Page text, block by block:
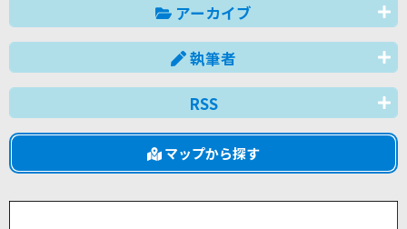
アーカイブ
執筆者
RSS
マップから探す